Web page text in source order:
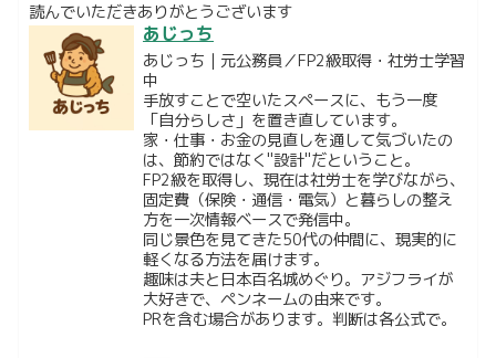
読んでいただきありがとうございます
あじっち
あじっち｜元公務員／FP2級取得・社労士学習
中
手放すことで空いたスペースに、もう一度
「自分らしさ」を置き直しています。
家・仕事・お金の見直しを通して気づいたの
は、節約ではなく"設計"だということ。
FP2級を取得し、現在は社労士を学びながら、
固定費（保険・通信・電気）と暮らしの整え
方を一次情報ベースで発信中。
同じ景色を見てきた50代の仲間に、現実的に
軽くなる方法を届けます。
趣味は夫と日本百名城めぐり。アジフライが
大好きで、ペンネームの由来です。
PRを含む場合があります。判断は各公式で。